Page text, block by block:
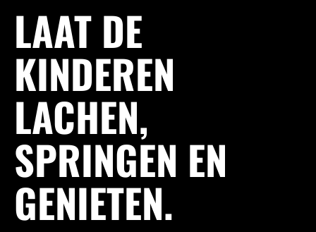
LAAT DE
KINDEREN
LACHEN,
SPRINGEN EN
GENIETEN.